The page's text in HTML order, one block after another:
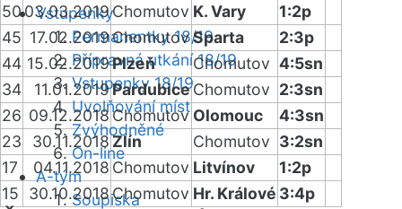
Vstupenky
Permanentky 18/19
Přípravná utkání 18/19
Vstupenky 18/19
Uvolňování míst
Zvýhodněné
On-line
A-tým
Soupiska
5003.03.2019Chomutov K. Vary
1:2p
45 17.02.2019ChomutovSparta
2:3p
44 15.02.2019Plzeň Chomutov 4:5sn
34
11.01.2019PardubiceChomutov 2:3sn
26 09.12.2018Chomutov Olomouc
4:3sn
23
30.11.2018Zlín Chomutov 3:2sn
17
04.11.2018 Chomutov Litvínov
1:2p
15
30.10.2018Chomutov Hr. Králové 3:4p